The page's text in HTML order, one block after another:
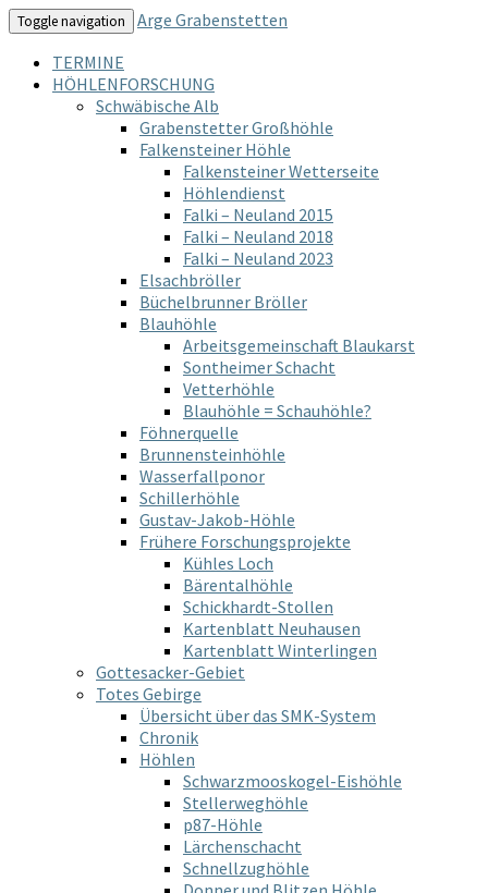
Toggle navigation
Arge Grabenstetten
TERMINE
HÖHLENFORSCHUNG
Schwäbische Alb
Grabenstetter Großhöhle
Falkensteiner Höhle
Falkensteiner Wetterseite
Höhlendienst
Falki – Neuland 2015
Falki – Neuland 2018
Falki – Neuland 2023
Elsachbröller
Büchelbrunner Bröller
Blauhöhle
Arbeitsgemeinschaft Blaukarst
Sontheimer Schacht
Vetterhöhle
Blauhöhle = Schauhöhle?
Föhnerquelle
Brunnensteinhöhle
Wasserfallponor
Schillerhöhle
Gustav-Jakob-Höhle
Frühere Forschungsprojekte
Kühles Loch
Bärentalhöhle
Schickhardt-Stollen
Kartenblatt Neuhausen
Kartenblatt Winterlingen
Gottesacker-Gebiet
Totes Gebirge
Übersicht über das SMK-System
Chronik
Höhlen
Schwarzmooskogel-Eishöhle
Stellerweghöhle
p87-Höhle
Lärchenschacht
Schnellzughöhle